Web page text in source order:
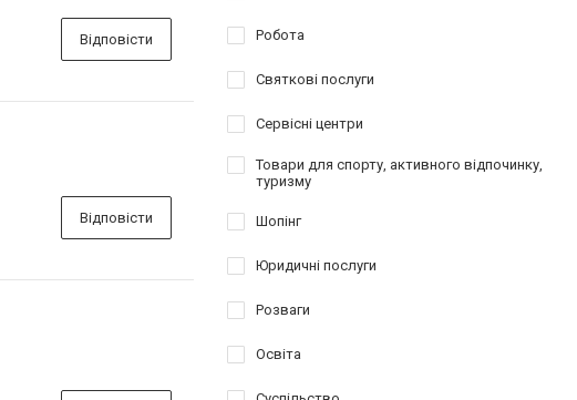
Відповісти
Відповісти
Робота
Святкові послуги
Сервісні центри
Товари для спорту, активного відпочинку,
туризму
Шопінг
Юридичні послуги
Розваги
Освіта